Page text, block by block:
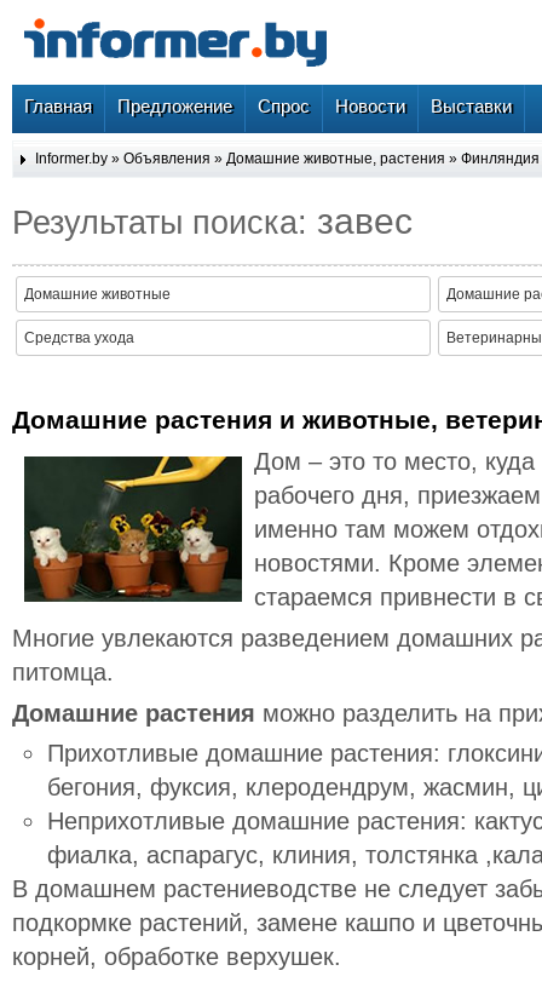
Главная Предложение Спрос Новости Выставки
Informer.by » Объявления » Домашние животные, растения » Финляндия
Результаты поиска: завес
Домашние животные Домашние
Средства ухода
Домашние растения и животные,
Дом – это то место,
рабочего дня,
именно там можем
новостями. Кроме
стараемся привнести в
Многие увлекаются разведением домашних
питомца.
Домашние растения можно разделить на
Прихотливыедомашние растения:
бегония, фуксия, клеродендрум, жасмин,
Неприхотливые домашние растения:
фиалка, аспарагус, клиния, толстянка
В домашнем растениеводстве не следует
подкормке растений, замене кашпо и
корней, обработке верхушек.